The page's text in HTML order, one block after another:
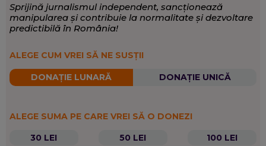
Sprijină jurnalismul independent, sancționează
manipularea și contribuie la normalitate și dezvoltare
predictibilă în România!
ALEGE CUM VREI SĂ NE SUSȚII
DONAȚIE LUNARĂ DONAȚIE UNICĂ
ALEGE SUMA PE CARE VREI SĂ O DONEZI
30 LEI
50 LEI 100 LEI